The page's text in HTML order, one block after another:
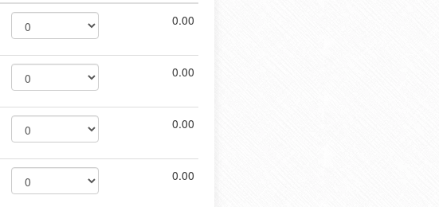
0.00
0.00
0.00
0.00